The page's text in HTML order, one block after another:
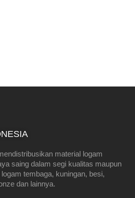
material logam
saing dalam segi kualitas maupun
tembaga, kuningan, besi,
dan lainnya.